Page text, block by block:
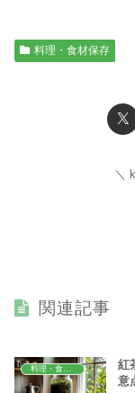
料理・食材保存
関連記事
料理・食材保存
紅
意